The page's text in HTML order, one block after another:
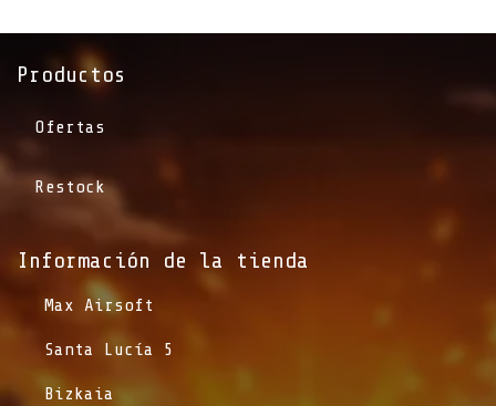
Productos
Ofertas
Restock
Información de la tienda​
​Max Airsoft
​Santa Lucía 5
​Bizkaia